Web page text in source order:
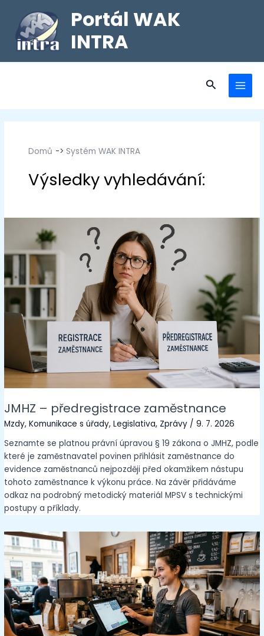
Portál WAK
INTRA
Domů Systém WAK INTRA
Systém WAK INTRA
JMHZ – předregistrace zaměstnance
Mzdy,Komunikace s úřady,Legislativa, Zprávy /9. 7. 2026
Seznamte se platnou právní úpravou § 19 zákona o JMHZ, podle
které je zaměstnavatel povinen přihlásit zaměstnance do
evidence zaměstnanců nejpozději před okamžikem nástupu
tohoto zaměstnance k výkonu práce. Na závěr přidáváme
odkaz na podrobný metodický materiál MPSV s technickými
postupy a příklady.